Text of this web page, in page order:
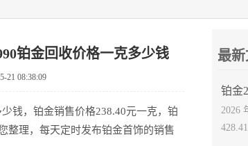
铂金回收价格一克多少钱
21 08:38:09
钱，铂金销售价格238.40元一克，铂
整理，每天定时发布铂金首饰的销售
最
2026